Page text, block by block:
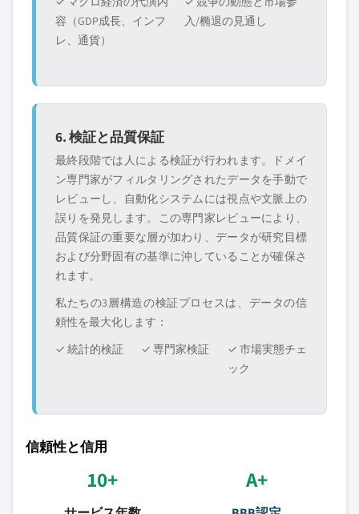
容（GDP成長、インフ
レ、通貨）
入/椭退の見通し
6. 検証と品質保証
最終段階では人による検証が行われます。ドメイ
ン専門家がフィルタリングされたデータを手動で
レビューし、自動化システムには視点や文脈上の
誤りを発見します。この専門家レビューにより、
品質保証の重要な層が加わり、データが研究目標
および分野固有の基準に沖していることが確保さ
れます。
私たちの3層構造の検証プロセスは、データの信
頼性を最大化します：
✓ 統計的検証
✓ 専門家検証
✓ 市場実態チェ
ック
信頼性と信用
10+ A+